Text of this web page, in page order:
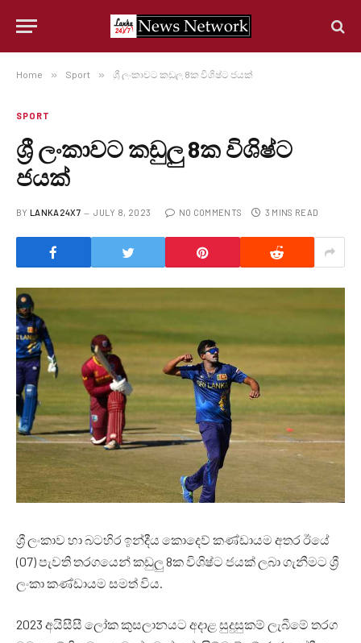
Home » Sport » ශ්‍රී ලංකාවට කඩුලු 8ක විශිෂ්ට ජයක්
SPORT
ශ්‍රී ලංකාවට කඩුලු 8ක විශිෂ්ට
ජයක්
BY LANKA24X7 JULY 8, 2023 NO COMMENTS 3 MINS READ
ශ්‍රී ලංකාව හා බටහිර ඉන්දීය කොදෙව් කණ්ඩායම අතර ඊයේ
(07) පැවති තරගයෙන් කඩුලු 8ක විශිෂ්ට ජයක් ලබා ගැනීමට ශ්‍රී
ලංකා කණ්ඩායම සමත් විය.
2023 අයිසීසී ලෝක කුසලානයට අදාළ සුදුසුකම් ලැබීමේ තරග